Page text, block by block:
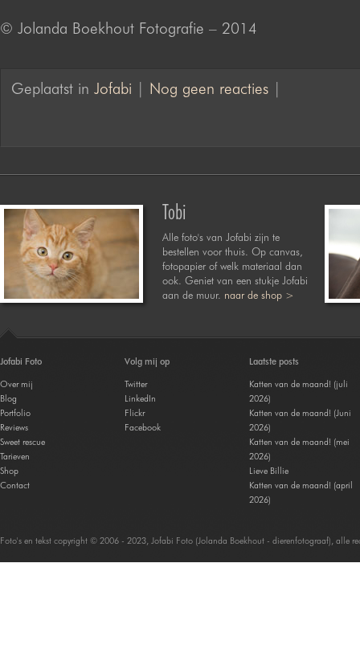
© Jolanda Boekhout Fotografie – 2014
Geplaatst in Jofabi Nog geen reacties
Tobi
Alle foto's van Jofabi zijn te
bestellen voor thuis. Op canvas,
fotopapier of welk materiaal dan
ook. Geniet van een stukje Jofabi
aan de muur. naar de shop >
Jofabi Foto
Over mij
Blog
Portfolio
Reviews
Sweet rescue
Tarieven
Shop
Contact
Volg mij op
Twitter
LinkedIn
Flickr
Facebook
Laatste posts
Katten van de maand! (juli
2026)
Katten van de maand! (Juni
2026)
Katten van de maand! (mei
2026)
Lieve Billie
Katten van de maand! (april
2026)
Foto's en tekst copyright © 2006 - 2023, Jofabi Foto (Jolanda Boekhout - dierenfotograaf), alle